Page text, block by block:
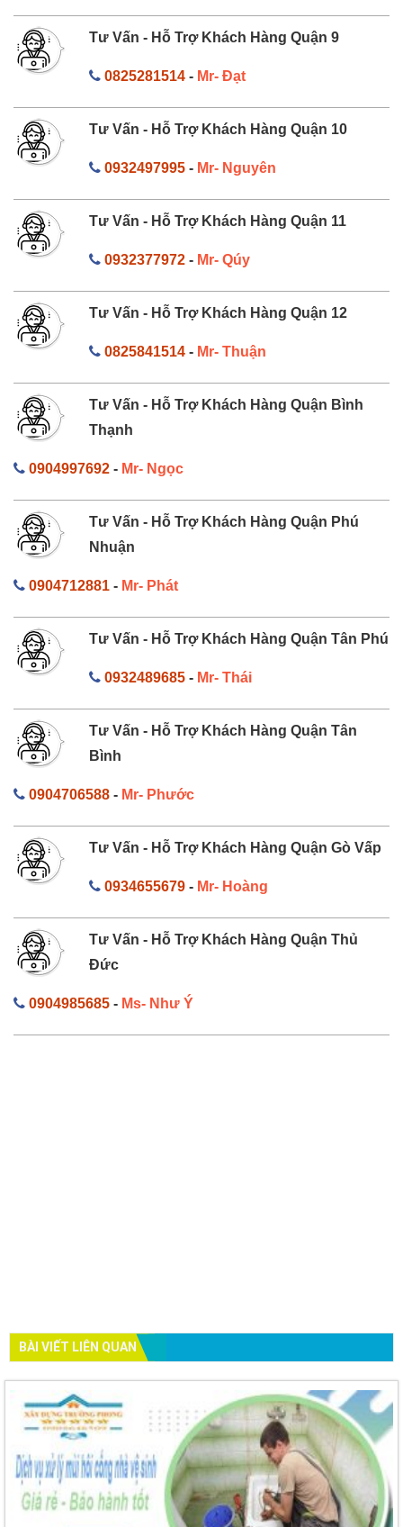
Tư Vấn - Hỗ Trợ Khách Hàng Quận 9
0825281514- Mr- Đạt
Tư Vấn - Hỗ Trợ Khách Hàng Quận 10
0932497995- Mr- Nguyên
Tư Vấn - Hỗ Trợ Khách Hàng Quận 11
0932377972- Mr- Qúy
Tư Vấn - Hỗ Trợ Khách Hàng Quận 12
0825841514- Mr- Thuận
Tư Vấn - Hỗ Trợ Khách Hàng Quận Bình
Thạnh
0904997692 - Mr- Ngọc
Tư Vấn - Hỗ Trợ Khách Hàng Quận Phú
Nhuận
0904712881 - Mr- Phát
Tư Vấn - Hỗ Trợ Khách Hàng Quận Tân Phú
0932489685- Mr- Thái
Tư Vấn - Hỗ Trợ Khách Hàng Quận Tân
Bình
0904706588 - Mr- Phước
Tư Vấn - Hỗ Trợ Khách Hàng Quận Gò Vấp
0934655679- Mr- Hoàng
Tư Vấn - Hỗ Trợ Khách Hàng Quận Thủ
Đức
0904985685 - Ms- Như Ý
BÀI VIẾT LIÊN QUAN